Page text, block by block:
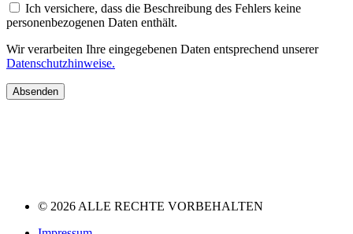
Ich versichere, dass die Beschreibung des Fehlers keine
personenbezogenen Daten enthält.
Wir verarbeiten Ihre eingegebenen Daten entsprechend unserer
Datenschutzhinweise.
Absenden
© 2026 ALLE RECHTE VORBEHALTEN